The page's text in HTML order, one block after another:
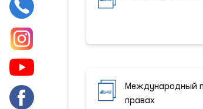
Международный
правах